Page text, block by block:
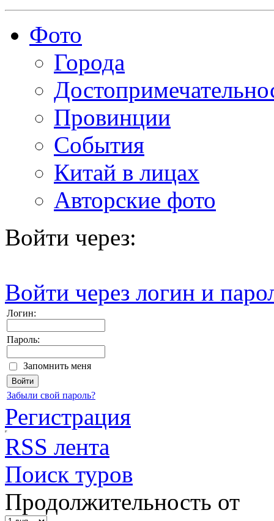
Фото
Города
Провинции
События
Китай в лицах
Авторские фото
Войти через:
Войти через логин и
Логин:
Пароль:
Запомнить меня
Забыли свой пароль?
Регистрация
RSS лента
Поиск туров
Продолжительность от